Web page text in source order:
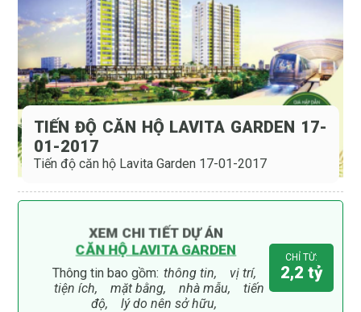
TIẾN ĐỘ CĂN HỘ LAVITA GARDEN 17-
01-2017
Tiến độ căn hộ Lavita Garden 17-01-2017
XEM CHI TIẾT DỰ ÁN
CĂN HỘ LAVITA GARDEN
CHỈ TỪ:
2,2 tỷ
Thông tin bao gồm: thông tin,
vị trí,
tiện ích,
mặt bằng, nhà mẫu,
tiến
độ,
lý do nên sở hữu,